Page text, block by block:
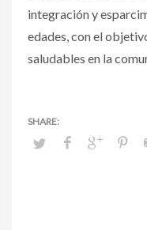
integración y
edades, con el
saludables en la